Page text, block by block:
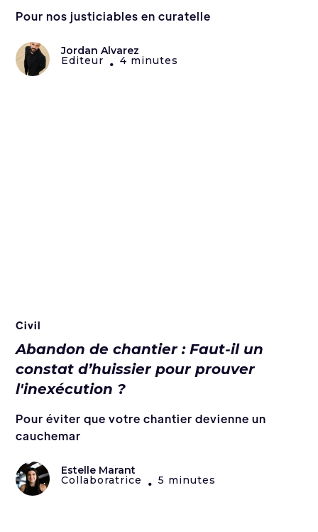
Pour nos justiciables en curatelle
Jordan Alvarez
Editeur • 4 minutes
Civil
Abandon de chantier : Faut-il un
constat d’huissier pour prouver
l'inexécution ?
Pour éviter que votre chantier devienne un
cauchemar
Estelle Marant
Collaboratrice • 5 minutes